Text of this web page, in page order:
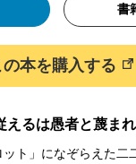
書
の本を購入する
えるは愚者と蔑ま
ト」になぞらえた二